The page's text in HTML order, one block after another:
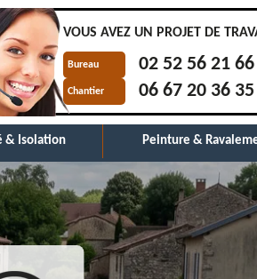
VOUS AVEZ UN PROJET DE
Bureau 02 52 56 21 66
Chantier 06 67 20 36 35
& Isolation Peinture &